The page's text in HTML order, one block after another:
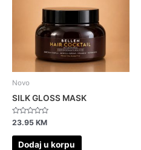
Novo
SILK GLOSS MASK
Ocjenjeno
0
od
23.95 KM
Dodaj u korpu